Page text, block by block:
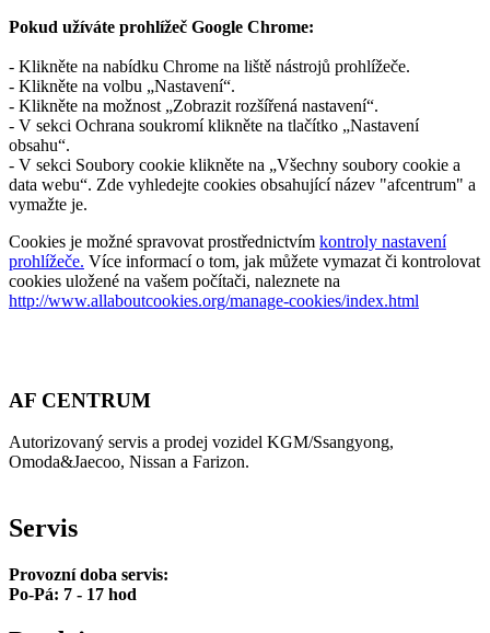
Pokud užíváte prohlížeč Google Chrome:
- Klikněte na nabídku Chrome na liště nástrojů prohlížeče.
- Klikněte na volbu „Nastavení“.
- Klikněte na možnost „Zobrazit rozšířená nastavení“.
- V sekci Ochrana soukromí klikněte na tlačítko „Nastavení
obsahu“.
- V sekci Soubory cookie klikněte na „Všechny soubory cookie a
data webu“. Zde vyhledejte cookies obsahující název "afcentrum" a
vymažte je.
Cookies je možné spravovat prostřednictvím kontroly nastavení
prohlížeče. Více informací o tom, jak můžete vymazat či kontrolovat
cookies uložené na vašem počítači, naleznete na
http://www.allaboutcookies.org/manage-cookies/index.html
AF CENTRUM
Autorizovaný servis a prodej vozidel KGM/Ssangyong,
Omoda&Jaecoo, Nissan a Farizon.
Servis
Provozní doba servis:
Po-Pá: 7 - 17 hod